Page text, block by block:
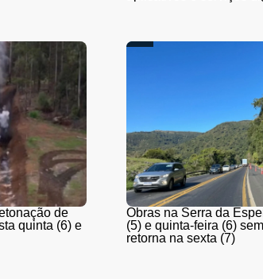
de
quinta (6) e
Obras na Serra da
(5) e quinta-feira (6)
retorna na sexta (7)